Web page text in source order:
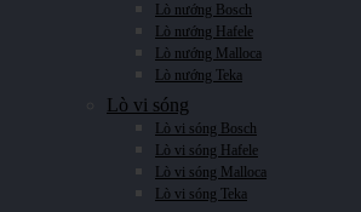
Lò nướng Bosch
Lò nướng Hafele
Lò nướng Malloca
Lò nướng Teka
Lò vi sóng
Lò vi sóng Bosch
Lò vi sóng Hafele
Lò vi sóng Malloca
Lò vi sóng Teka